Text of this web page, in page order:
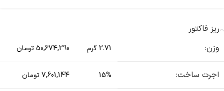
ریز فاکتور
وزن:
2.71 گرم 50,674,290 تومان
اجرت ساخت: 15% 7,601,144 تومان